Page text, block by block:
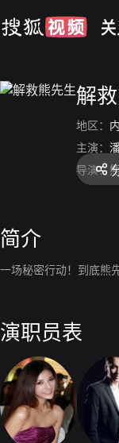
解
地区：
主演：
导演：
简介
一场秘密行动！到底熊
演职员表